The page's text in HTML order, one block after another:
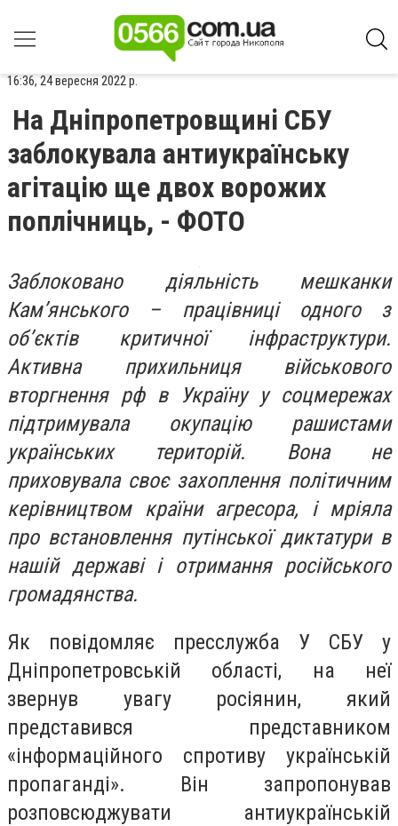
16:36, 24 вересня 2022 р.
На Дніпропетровщині СБУ
заблокувала антиукраїнську
агітацію ще двох ворожих
поплічниць, - ФОТО
Заблоковано діяльність мешканки
Кам’янського – працівниці одного з
об’єктів критичної інфраструктури.
Активна прихильниця військового
вторгнення рф в Україну у соцмережах
підтримувала окупацію рашистами
українських територій. Вона не
приховувала своє захоплення політичним
керівництвом країни агресора, і мріяла
про встановлення путінської диктатури в
нашій державі і отримання російського
громадянства.
Як повідомляє пресслужба У СБУ у
Дніпропетровській області, на неї
звернув увагу росіянин, який
представився представником
«інформаційного спротиву українській
пропаганді». Він запропонував
розповсюджувати антиукраїнській